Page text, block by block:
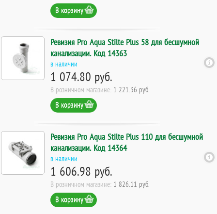
В корзину
Ревизия Pro Aqua Stilte Plus 58 для бесшумной
канализации. Код 14363
в наличии
1 074.80 руб.
В розничном магазине: 1 221.36 руб.
В корзину
Ревизия Pro Aqua Stilte Plus 110 для бесшумной
канализации. Код 14364
в наличии
1 606.98 руб.
В розничном магазине: 1 826.11 руб.
В корзину